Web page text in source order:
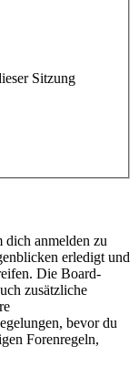
Sitzung
dich anmelden zu
erledigt und
Die Board-
zusätzliche
bevor du
Forenregeln,